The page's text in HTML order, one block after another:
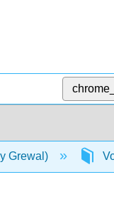
Grewal)